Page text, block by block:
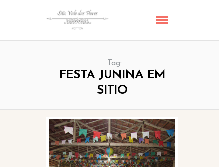
Tag:
FESTA JUNINA EM
SITIO